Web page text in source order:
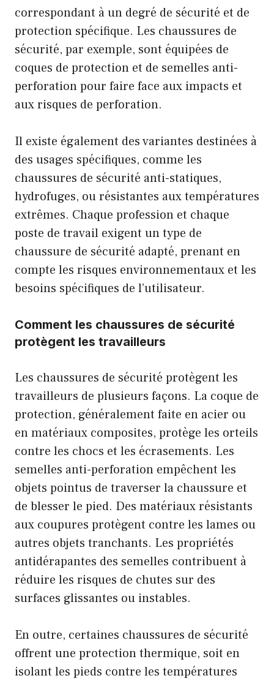
correspondant à un degré de sécurité et de
protection spécifique. Les chaussures de
sécurité, par exemple, sont équipées de
coques de protection et de semelles anti-
perforation pour faire face aux impacts et
aux risques de perforation.
Il existe également des variantes destinées à
des usages spécifiques, comme les
chaussures de sécurité anti-statiques,
hydrofuges, ou résistantes aux températures
extrêmes. Chaque profession et chaque
poste de travail exigent un type de
chaussure de sécurité adapté, prenant en
compte les risques environnementaux et les
besoins spécifiques de l’utilisateur.
Comment les chaussures de sécurité
protègent les travailleurs
Les chaussures de sécurité protègent les
travailleurs de plusieurs façons. La coque de
protection, généralement faite en acier ou
en matériaux composites, protège les orteils
contre les chocs et les écrasements. Les
semelles anti-perforation empêchent les
objets pointus de traverser la chaussure et
de blesser le pied. Des matériaux résistants
aux coupures protègent contre les lames ou
autres objets tranchants. Les propriétés
antidérapantes des semelles contribuent à
réduire les risques de chutes sur des
surfaces glissantes ou instables.
En outre, certaines chaussures de sécurité
offrent une protection thermique, soit en
isolant les pieds contre les températures